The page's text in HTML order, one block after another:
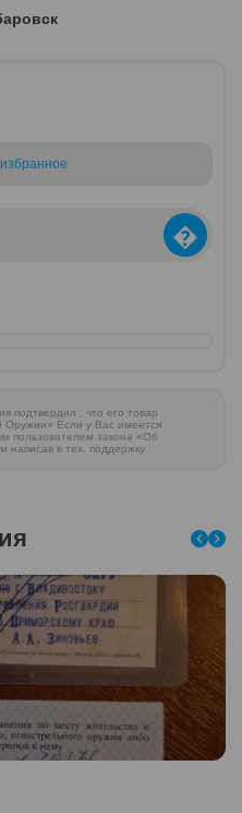
�
подтвердил , что его товар
Оружии» Если у Вас имеется
пользователем закона «Об
написав в тех. поддержку